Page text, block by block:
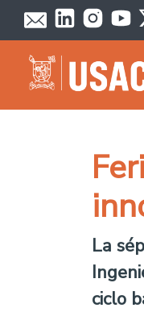
Pasar al contenido
La
ciclo